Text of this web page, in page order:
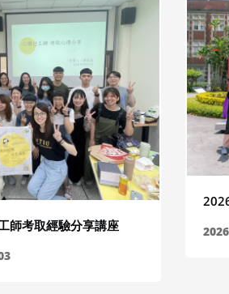
師考取經驗分享講座